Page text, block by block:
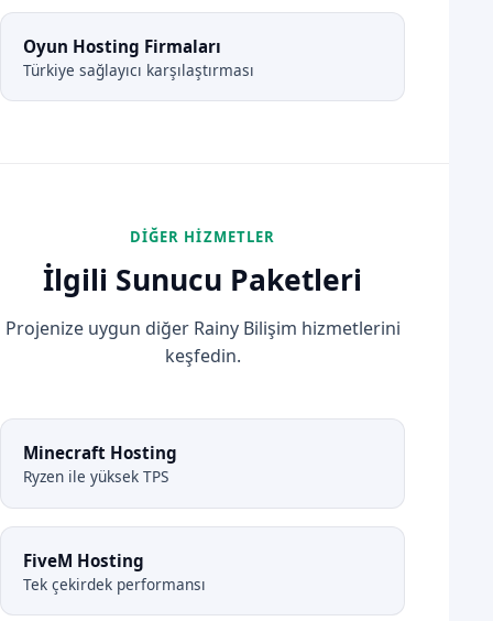
Oyun Hosting Firmaları
Türkiye sağlayıcı karşılaştırması
DIĞER HIZMETLER
İlgili Sunucu Paketleri
Projenize uygun diğer Rainy Bilişim hizmetlerini
keşfedin.
Minecraft Hosting
Ryzen ile yüksek TPS
FiveM Hosting
Tek çekirdek performansı